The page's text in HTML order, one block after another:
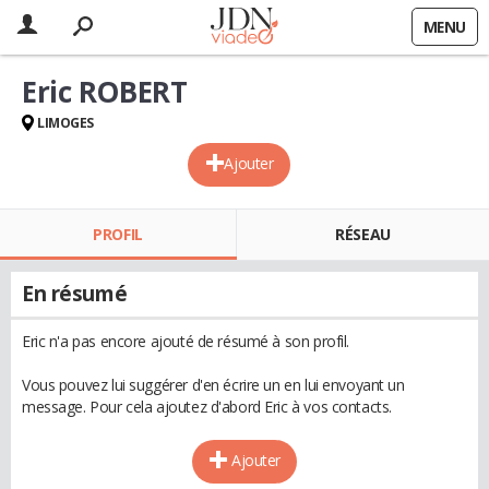
MENU
Ajouter
Eric ROBERT
LIMOGES
PROFIL RÉSEAU
En résumé
Eric n'a pas encore ajouté de résumé à son profil.
Vous pouvez lui suggérer d'en écrire un en lui envoyant un
message. Pour cela ajoutez d'abord Eric à vos contacts.
Ajouter